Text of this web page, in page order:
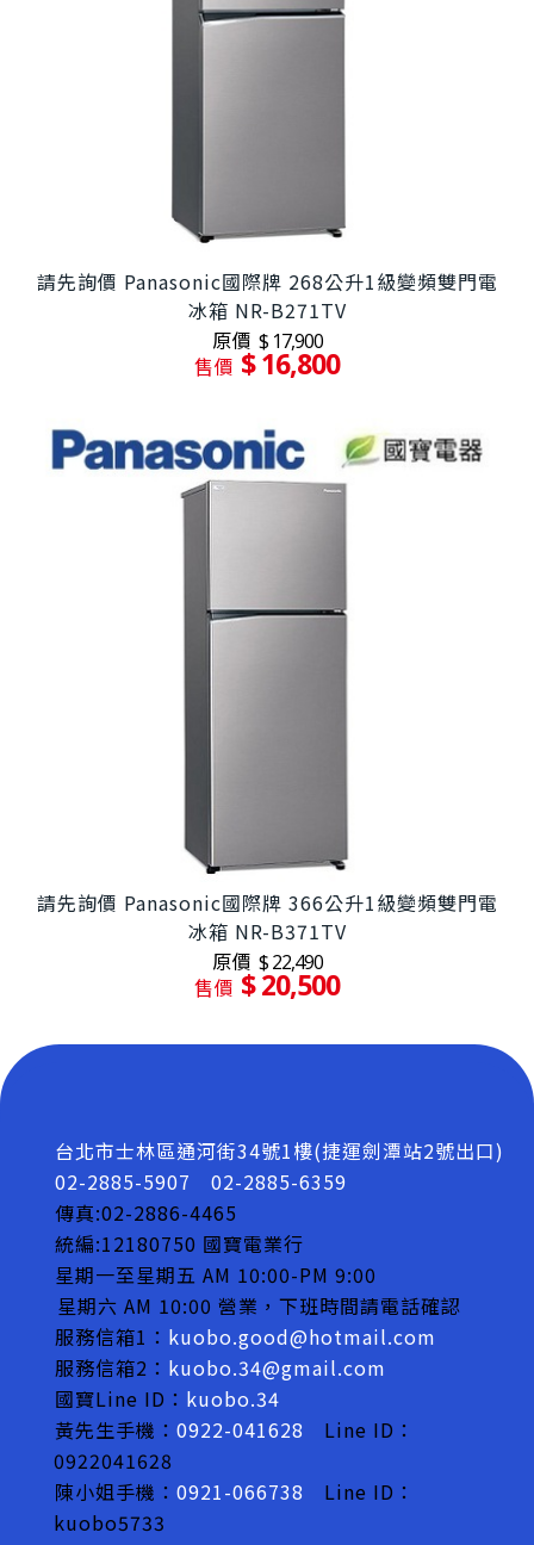
請先詢價 Panasonic國際牌 268公升1級變頻雙門電
冰箱 NR-B271TV
原價 $ 17,900
售價 $ 16,800
請先詢價 Panasonic國際牌 366公升1級變頻雙門電
冰箱 NR-B371TV
原價 $ 22,490
售價 $ 20,500
台北市士林區通河街34號1樓(捷運劍潭站2號出口)
02-2885-5907
02-2885-6359
傳真:02-2886-4465
統編:12180750 國寶電業行
星期一至星期五 AM 10:00-PM 9:00
星期六 AM 10:00 營業，下班時間請電話確認
服務信箱1： kuobo.good@hotmail.com
服務信箱2： kuobo.34@gmail.com
國寶Line ID： kuobo.34
黃先生手機：0922-041628
Line ID：
0922041628
陳小姐手機：0921-066738
Line ID：
kuobo5733